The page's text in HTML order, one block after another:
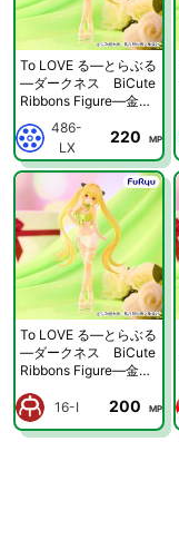
To LOVE る―とらぶる
―ダークネス BiCute
Ribbons Figure―金色
486-
LX
220 MP
To LOVE る―とらぶる
―ダークネス BiCute
Ribbons Figure―金色
16-I
200 MP